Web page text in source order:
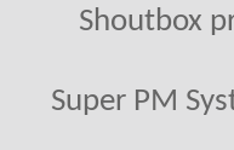
Shoutbox
Super PM